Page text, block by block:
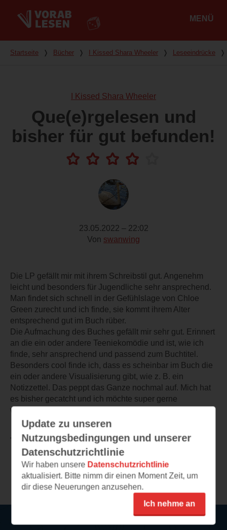
MENÜ
Du bist hier
Startseite ❭ Bücher ❭ I Kissed Shara Wheeler ❭ Leseeindrücke ❭
I Kissed Shara Wheeler
Que(e)rgelesen und
bisher für gut befunden!
23.05.2022 – 22:02
Von swanwing
Die LP gefällt mir mit ihrem Schreibstil gut. Angenehm
leicht und besonders für Jugendliche sehr ansprechend.
Man findet sich schnell in der Gefühlslage von Chloe
Green zurecht und ich finde, sie kommt ihrem Alter
entsprechend gut im Buch rüber.
Die Aufmachung des Buches gefällt mir sehr gut. Erinnert
an die ein oder andere Teeniekomödie und ist, wie ich
finde, sehr ansprechend und passend zum Buchtitel.
Besonders cool finde ich, dass es scheinbar im Buch die
ein oder andere Visualisierung gibt, wie z. B. ein
Notizzettel. Das peppt das Ganze nochmal auf. Mich hat
es bisher gecatcht und ich möchte super gerne
weiterlesen!
TEILEN
Weitere Leseeindrücke
Update zu unseren
Nutzungsbedingungen und unserer
Datenschutzrichtlinie
Wir haben unsere Datenschutzrichtlinie
aktualisiert. Bitte nimm dir einen Moment Zeit, um
dir diese Neuerungen anzusehen.
Ich nehme an